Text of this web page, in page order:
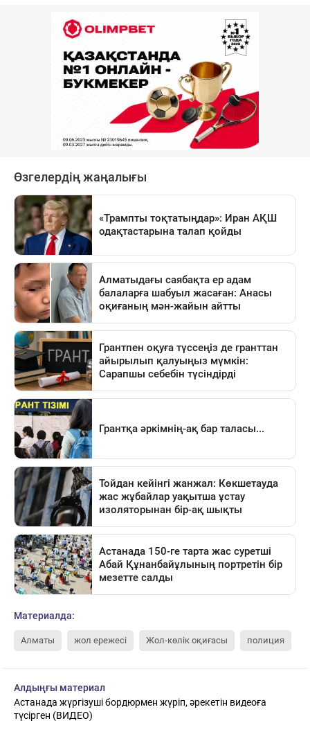
Материалда:
Алматы жол ережесі Жол-көлік оқиғасы полиция
Алдыңғы материал
Астанада жүргізуші бордюрмен жүріп, әрекетін видеоға
түсірген (ВИДЕО)